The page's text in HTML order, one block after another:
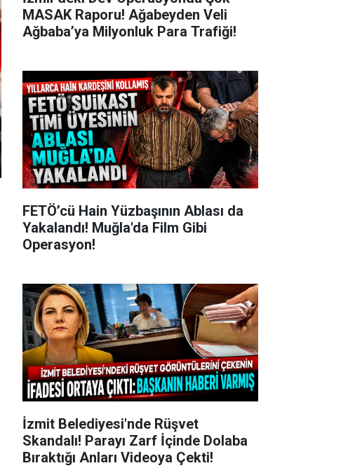
MASAK Raporu! Ağabeyden Veli
Ağbaba’ya Milyonluk Para Trafiği!
FETÖ’cü Hain Yüzbaşının Ablası da
Yakalandı! Muğla'da Film Gibi
Operasyon!
İzmit Belediyesi'nde Rüşvet
Skandalı! Parayı Zarf İçinde Dolaba
Bıraktığı Anları Videoya Çekti!